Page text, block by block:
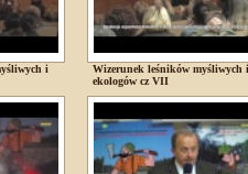
i
Wizerunek leśników myśliwych i
ekologów cz VII